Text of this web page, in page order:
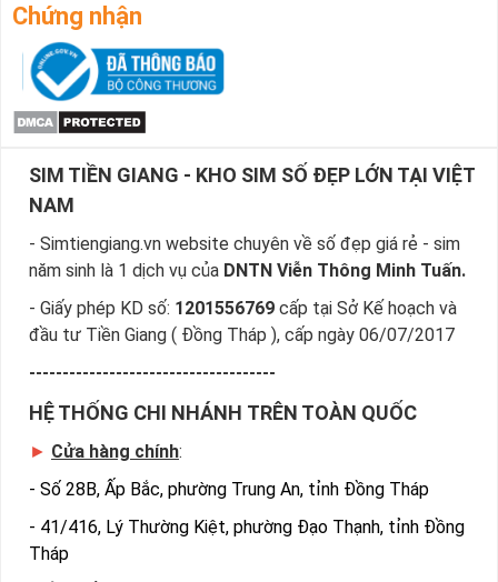
mệnh Mộc được áp dụng rất nhiều từ các chuyên gia chơi
sim số đẹp. Mong rằng qua bài viết ngày người mệnh Mộc sẽ
nắm rõ hơn về cách chọn sim số, sim phong thủy hợp tuôi của
mình, sở hữu chiếc sim số đẹp phù hợp nhất.
Tham khảo ngay:
Hướng Dẫn Đặt Mua Sim Hợp Mệnh
Mộc Nhanh Nhất
Sim Tiền Giang là đơn vị cung cấp sim phong thủysim
hợp mệnh Mộc, sim giá rẻ uy tín chất lượng.
Chọn mua sim phong thủy thường mất nhiều thời gian ở
- Cách nhanh nhất để chọn mua được sim hop menh Moc là
bạn vào trang chủ của Sim Tiền Giang, chọn mục “Sim giảm
giá “ ở ngay đầu trang chủ. Đây là danh sách sim được đại lý
giảm giá vì một số lý do nên bạn có thể chọn mua được sim
phong thủy số đẹp lại có giá cực rẻ nữa. Ngoài ra quý khách
chưa ưng ý về sim hợp mệnh Mộc cũng có thể tham khảo
Chứng nhận
SIM TIỀN GIANG - KHO SIM SỐ ĐẸP LỚN TẠI VIỆT
NAM
- Simtiengiang.vn website chuyên về số đẹp giá rẻ - sim
năm sinh là 1 dịch vụ của DNTN Viễn Thông Minh Tuấn.
- Giấy phép KD số: 1201556769 cấp tại Sở Kế hoạch và
đầu tư Tiền Giang ( Đồng Tháp ), cấp ngày 06/07/2017
-------------------------------------
HỆ THỐNG CHI NHÁNH TRÊN TOÀN QUỐC
► Cửa hàng chính:
- Số 28B, Ấp Bắc, phường Trung An, tỉnh Đồng Tháp
- 41/416, Lý Thường Kiệt, phường Đạo Thạnh, tỉnh Đồng
Tháp